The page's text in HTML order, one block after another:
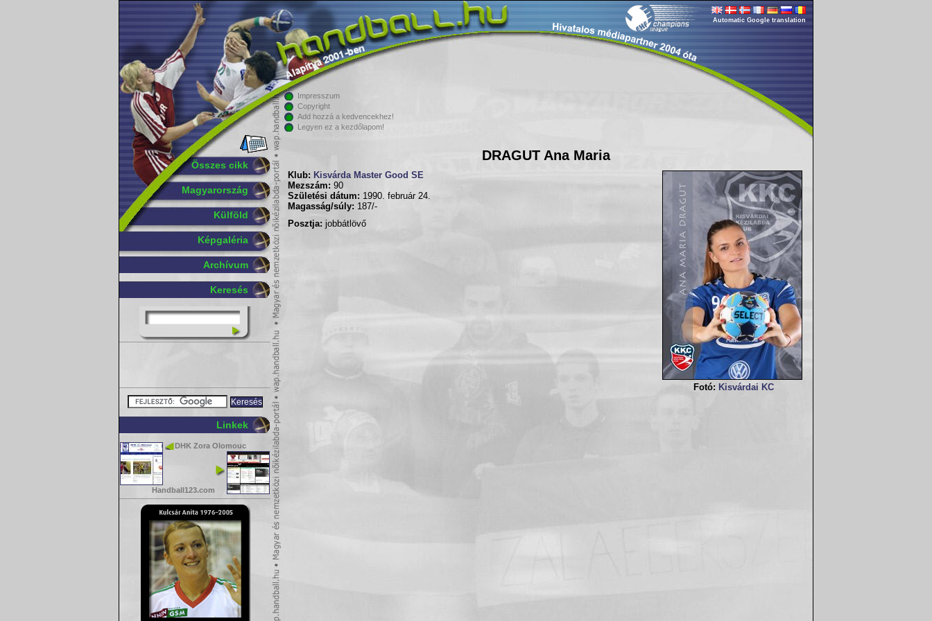
Összes cikk
Magyarország
Külföld
Képgaléria
Archívum
Keresés
Linkek
DHK Zora Olomouc
Handball123.com
Automatic Google translation
Impresszum
Copyright
Add hozzá a kedvencekhez!
Legyen ez a kezdőlapom!
DRAGUT Ana Maria
Klub: Kisvárda Master Good SE
Mezszám: 90
Születési dátum: 1990. február 24.
Magasság/súly: 187/-
Posztja: jobbátlövő
Fotó: Kisvárdai KC